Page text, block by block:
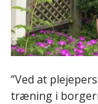
”Ved at
træning i